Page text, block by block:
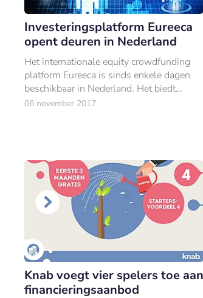
Investeringsplatform Eureeca
opent deuren in Nederland
Het internationale equity crowdfunding
platform Eureeca is sinds enkele dagen
beschikbaar in Nederland. Het biedt
Nederlandse investeerders de kans om te
06 november 2017
Knab voegt vier spelers toe aan
financieringsaanbod